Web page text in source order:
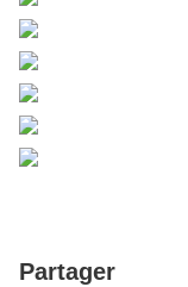
Partager